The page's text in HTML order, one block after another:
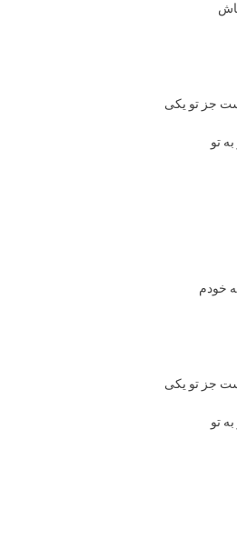
جز تو یکی
تو
خودم
جز تو یکی
تو